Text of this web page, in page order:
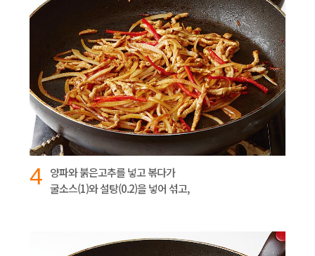
4 양파와 붉은고추를 넣고 볶다가
굴소스(1)와 설탕(0.2)을 넣어 섞고,